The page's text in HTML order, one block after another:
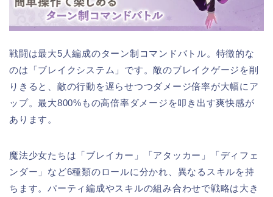
戦闘は最大5人編成のターン制コマンドバトル。特徴的な
のは「ブレイクシステム」です。敵のブレイクゲージを削
りきると、敵の行動を遅らせつつダメージ倍率が大幅にア
ップ。最大800%もの高倍率ダメージを叩き出す爽快感が
あります。
魔法少女たちは「ブレイカー」「アタッカー」「ディフェ
ンダー」など6種類のロールに分かれ、異なるスキルを持
ちます。パーティ編成やスキルの組み合わせで戦略は大き